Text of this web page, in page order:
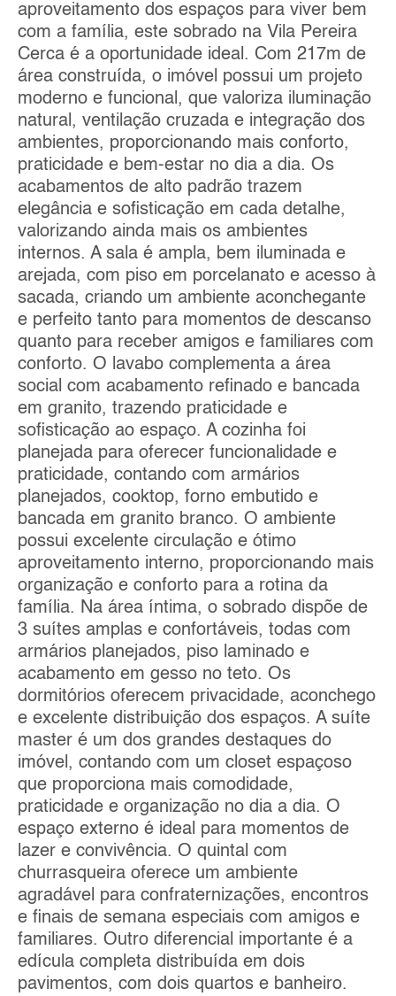
aproveitamento dos espaços para viver bem
com a família, este sobrado na Vila Pereira
Cerca é a oportunidade ideal. Com 217m de
área construída, o imóvel possui um projeto
moderno e funcional, que valoriza iluminação
natural, ventilação cruzada e integração dos
ambientes, proporcionando mais conforto,
praticidade e bem-estar no dia a dia. Os
acabamentos de alto padrão trazem
elegância e sofisticação em cada detalhe,
valorizando ainda mais os ambientes
internos. A sala é ampla, bem iluminada e
arejada, com piso em porcelanato e acesso à
sacada, criando um ambiente aconchegante
e perfeito tanto para momentos de descanso
quanto para receber amigos e familiares com
conforto. O lavabo complementa a área
social com acabamento refinado e bancada
em granito, trazendo praticidade e
sofisticação ao espaço. A cozinha foi
planejada para oferecer funcionalidade e
praticidade, contando com armários
planejados, cooktop, forno embutido e
bancada em granito branco. O ambiente
possui excelente circulação e ótimo
aproveitamento interno, proporcionando mais
organização e conforto para a rotina da
família. Na área íntima, o sobrado dispõe de
3 suítes amplas e confortáveis, todas com
armários planejados, piso laminado e
acabamento em gesso no teto. Os
dormitórios oferecem privacidade, aconchego
e excelente distribuição dos espaços. A suíte
master é um dos grandes destaques do
imóvel, contando com um closet espaçoso
que proporciona mais comodidade,
praticidade e organização no dia a dia. O
espaço externo é ideal para momentos de
lazer e convivência. O quintal com
churrasqueira oferece um ambiente
agradável para confraternizações, encontros
e finais de semana especiais com amigos e
familiares. Outro diferencial importante é a
edícula completa distribuída em dois
pavimentos, com dois quartos e banheiro.